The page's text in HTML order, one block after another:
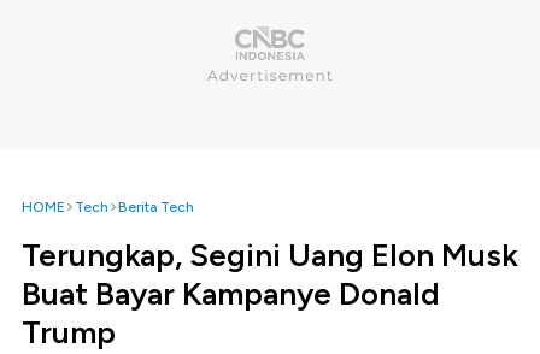
HOME Tech Berita Tech
Terungkap, Segini Uang Elon Musk
Buat Bayar Kampanye Donald
Trump